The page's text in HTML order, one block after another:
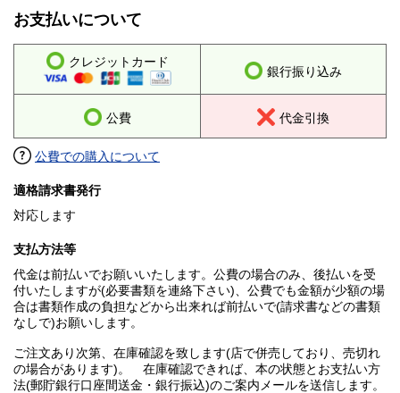
お支払いについて
クレジットカード
銀行振り込み
公費 代金引換
公費での購入について
適格請求書発行
対応します
支払方法等
代金は前払いでお願いいたします。公費の場合のみ、後払いを受
付いたしますが(必要書類を連絡下さい)、公費でも金額が少額の場
合は書類作成の負担などから出来れば前払いで(請求書などの書類
なしで)お願いします。
ご注文あり次第、在庫確認を致します(店で併売しており、売切れ
の場合があります)。 在庫確認できれば、本の状態とお支払い方
法(郵貯銀行口座間送金・銀行振込)のご案内メールを送信します。